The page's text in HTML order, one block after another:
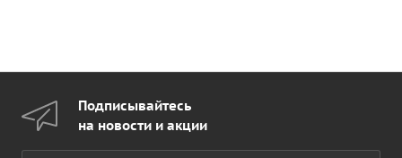
Подписывайтесь
на новости и акции